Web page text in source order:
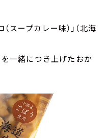
ープカレー味）」（北海
一緒につき上げたおか